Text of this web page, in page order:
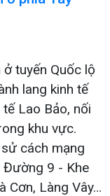
tuyến Quốc lộ
lang kinh tế
Lao Bảo, nối
khu vực.
cách mạng
Đường 9 - Khe
Cơn, Làng Vây…